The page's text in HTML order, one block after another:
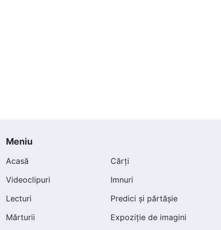
Meniu
Acasă
Cărți
Videoclipuri
Imnuri
Lecturi
Predici și părtășie
Mărturii
Expoziție de imagini